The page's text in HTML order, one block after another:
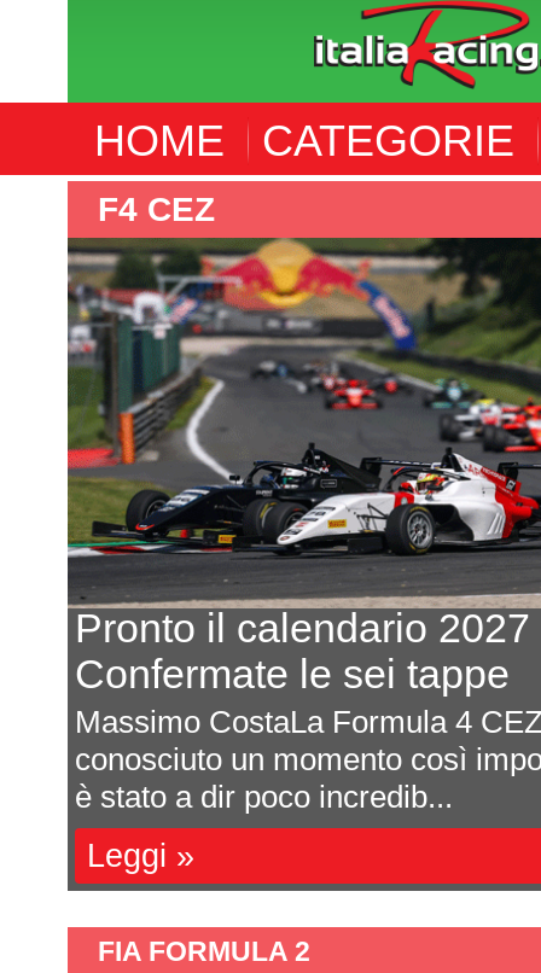
HOME CATEGORIE
F4 CEZ
Pronto il calendario 2027
Confermate le sei tappe
Massimo CostaLa Formula 4
conosciuto un momento così
è stato a dir poco incredib...
Leggi »
FIA FORMULA 2